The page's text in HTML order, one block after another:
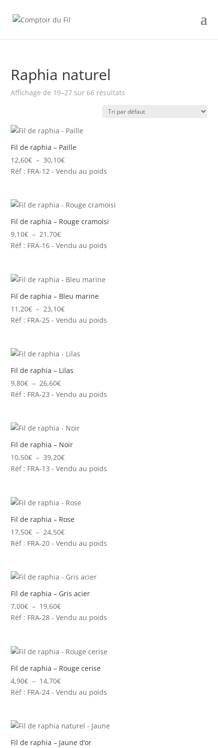
Raphia naturel
Affichage de 19–27 sur 66 résultats
Fil de raphia – Paille
12,60€ – 30,10€Plage
de
à
Réf : FRA-12 - Vendu au poids
Fil de raphia – Rouge cramoisi
9,10€ – 21,70€Plage
de
à
Réf : FRA-16 - Vendu au poids
Fil de raphia – Bleu marine
11,20€ – 23,10€Plage
de
à
Réf : FRA-25 - Vendu au poids
Fil de raphia – Lilas
9,80€ – 26,60€Plage
de
à
Réf : FRA-23 - Vendu au poids
Fil de raphia – Noir
10,50€ – 39,20€Plage
de
à
Réf : FRA-13 - Vendu au poids
Fil de raphia – Rose
17,50€ – 24,50€Plage
de
à
Réf : FRA-20 - Vendu au poids
Fil de raphia – Gris acier
7,00€ – 19,60€Plage
de
à
Réf : FRA-28 - Vendu au poids
Fil de raphia – Rouge cerise
4,90€ – 14,70€Plage
de
à
Réf : FRA-24 - Vendu au poids
Fil de raphia – Jaune d’or